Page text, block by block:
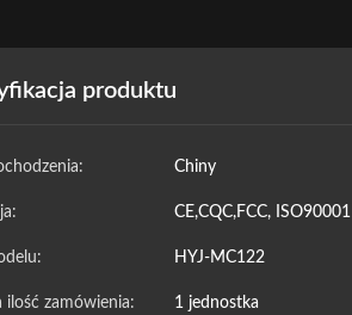
produktu
Chiny
CE,CQC,FCC, ISO90001
HYJ-MC122
ilość zamówienia: 1 jednostka